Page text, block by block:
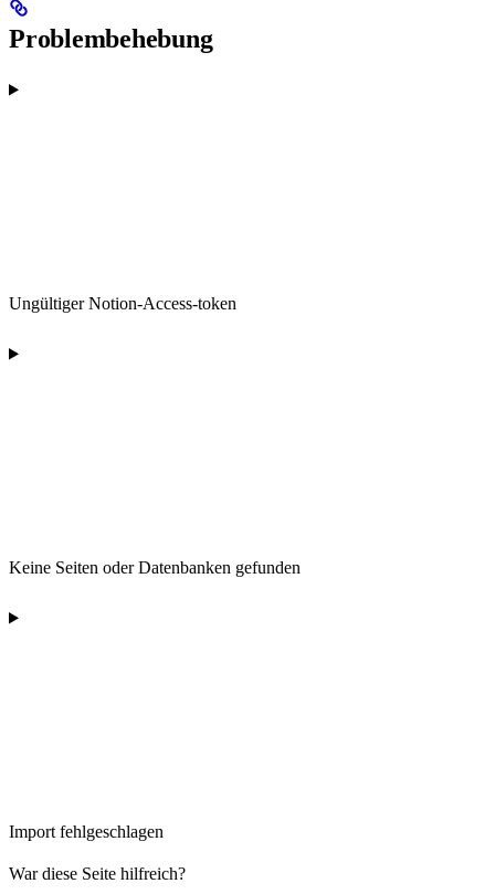
Problembehebung
Ungültiger Notion-Access-token
Keine Seiten oder Datenbanken gefunden
Import fehlgeschlagen
War diese Seite hilfreich?